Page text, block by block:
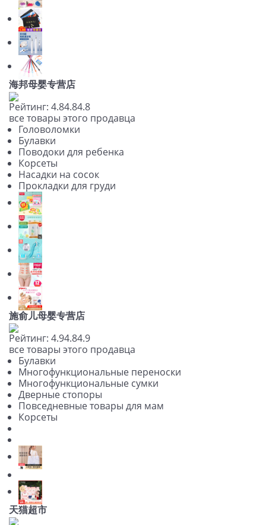
海邦母婴专营店
Рейтинг: 4.84.84.8
все товары этого продавца
Головоломки
Булавки
Поводоки для ребенка
Корсеты
Насадки на сосок
Прокладки для груди
施俞儿母婴专营店
Рейтинг: 4.94.84.9
все товары этого продавца
Булавки
Многофункциональные переноски
Многофункциональные сумки
Дверные стопоры
Повседневные товары для мам
Корсеты
天猫超市